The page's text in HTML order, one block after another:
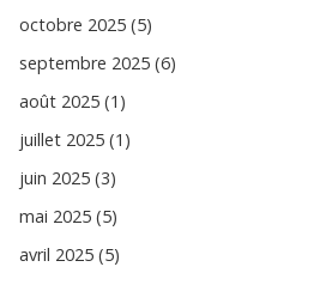
octobre 2025 (5)
septembre 2025 (6)
août 2025 (1)
juillet 2025 (1)
juin 2025 (3)
mai 2025 (5)
avril 2025 (5)